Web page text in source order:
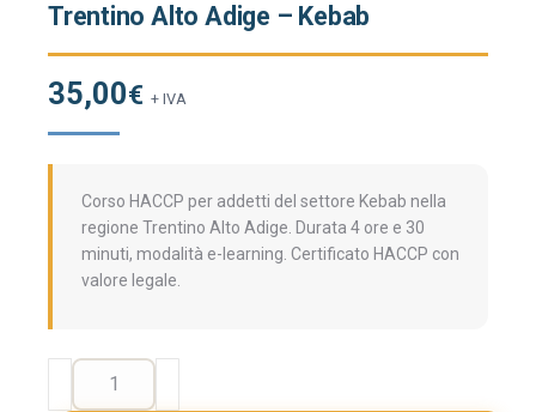
Trentino Alto Adige – Kebab
35,00€ + IVA
Corso HACCP per addetti del settore Kebab nella
regione Trentino Alto Adige. Durata 4 ore e 30
minuti, modalità e-learning. Certificato HACCP con
valore legale.
Formazione